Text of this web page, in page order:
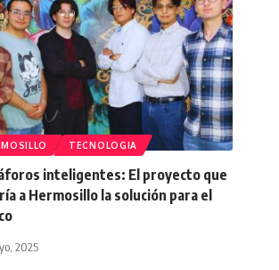
TECNOLOGIA
inteligentes: El proyecto que
a Hermosillo la solución para el
2025